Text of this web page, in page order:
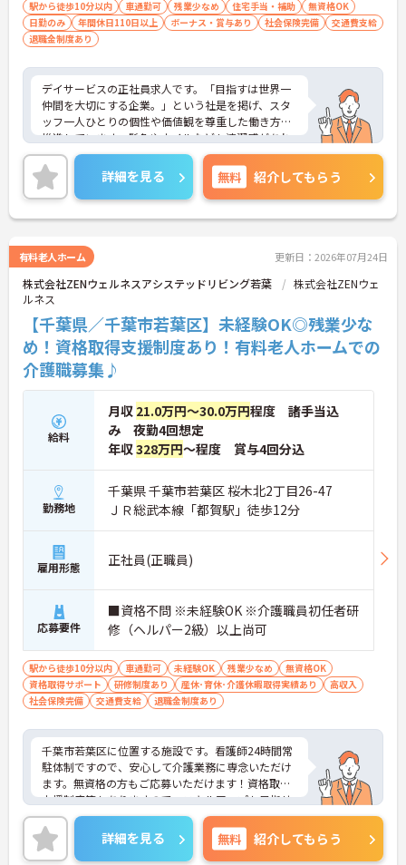
駅から徒歩10分以内 車通勤可 残業少なめ 住宅手当・補助
無資格OK
日勤のみ
年間休日110日以上 ボーナス・賞与あり 社会保険完備
交通費支給
退職金制度あり
デイサービスの正社員求人です。「目指すは世界一
仲間を大切にする企業。」という社是を掲げ、スタ
ッフ一人ひとりの個性や価値観を尊重した働き方を
推進しています。髪色やネイルなども清潔感があれ
ば原則自由となっており、自分らしいスタイルで無
理なく働くことが可能です。日々の頑張りやチーム
ワークは賞与とは別に支給される特別報酬としてし
っかり還元されるため、高いモチベーションを維持
しながら業務に取り組めます。残業は少なく、月9日
されており、プライベートの時間を大切にできる環
境です。定年65歳以降も再雇用制度により70歳まで
勤務可能であり、退職金制度も完備されているな
ど、長期的に安定したキャリアを築いていける職場
です。入社後はOJTによる丁寧なフォロー体制があ
り、資格取得支援制度も活用しながら更なるスキル
アップを目指せます。
★おすすめPOINT★
【賞与とは別に特別報酬が支給され、収入アップが
・日々の施設運営への貢献やチームワークが多角的
に評価されるため、目に見える形で還元されます。
・努力がダイレクトに評価へつながる制度により、
【チームでの情報共有が徹底されており、安心して
業務に取り組める体制です】
・毎朝スタッフ全員でミーティングを行い、お客様
の体調や業務連絡を細やかに共有する仕組みがあり
ます。
・多職種連携で職種を超えて相談しやすい雰囲気の
もと、困った時もすぐにお互いをフォローし合えま
す。
に安定して働ける環境です】
・残業は少なく、年間17日のリフレッシュ休暇も取
得できることで、心身の疲労をしっかり回復できま
す。
あり、退職金制度も備わって無理なく長く続けられ
ます。
【一人ひとりの個性や希望を尊重し、自分らしくキ
ャリアを描ける職場です】
・時短勤務からフルタイム、さらには管理者へのス
テップアップまで、ライフステージに合わせた働き
方を選択できます。
詳細を見る 無料 紹介してもらう
有料老人ホーム 更新日：2026年07月24日
株式会社ZENウェルネスアシステッドリビング若葉
株式会社ZENウェ
ルネス
【千葉県／千葉市若葉区】未経験OK◎残業少な
め！資格取得支援制度あり！有料老人ホームでの
介護職募集♪
給料
月収 21.0万円～30.0万円程度 諸手当込
み 夜勤4回想定
年収328万円～程度 賞与4回分込
勤務地
千葉県 千葉市若葉区 桜木北2丁目26-47
ＪＲ総武本線「都賀駅」徒歩12分
雇用形態 正社員(正職員)
応募要件
■資格不問 ※未経験OK ※介護職員初任者研
修（ヘルパー2級）以上尚可
駅から徒歩10分以内 車通勤可 未経験OK 残業少なめ
無資格OK
資格取得サポート
研修制度あり 産休･育休･介護休暇取得実績あり
高収入
社会保険完備
交通費支給 退職金制度あり
千葉市若葉区に位置する施設です。看護師24時間常
駐体制ですので、安心して介護業務に専念いただけ
ます。無資格の方もご応募いただけます！資格取得
支援制度等もありますので、スキルアップも目指せ
ます。ご興味ある方には、面接対策ポイントなど、
さらに詳細をお話しいたしますのでお気軽にご相談
ください！
詳細を見る 無料 紹介してもらう